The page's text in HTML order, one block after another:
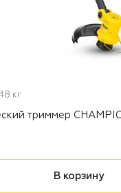
кг
триммер
В корзину